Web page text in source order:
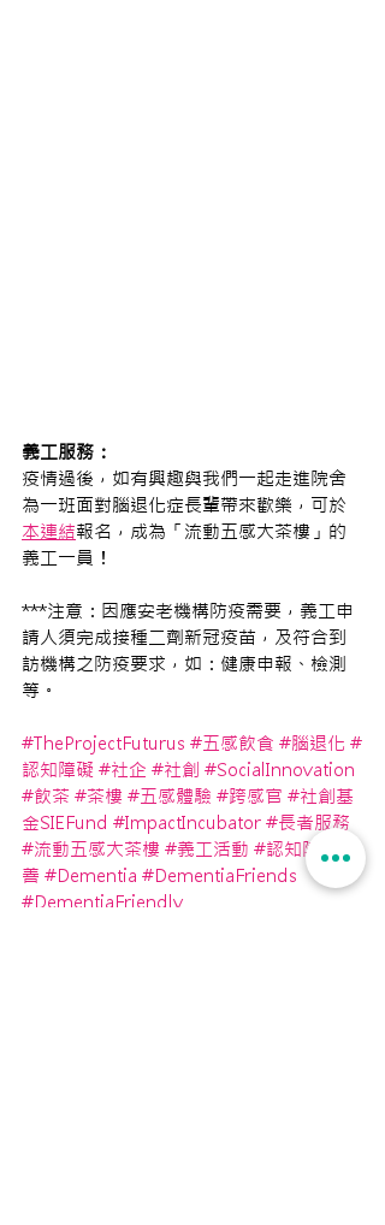
義工服務：
疫情過後，如有興趣與我們一起走進院舍
為一班面對腦退化症長輩帶來歡樂，可於
本連結報名，成為「流動五感大茶樓」的
義工一員！
***注意：因應安老機構防疫需要，義工申
請人須完成接種二劑新冠疫苗，及符合到
訪機構之防疫要求，如：健康申報、檢測
等。
#TheProjectFuturus #五感飲食 #腦退化 #
認知障礙 #社企 #社創 #SocialInnovation
#飲茶 #茶樓 #五感體驗 #跨感官 #社創基
金SIEFund #ImpactIncubator #長者服務
#流動五感大茶樓 #義工活動 #認知障礙友
善 #Dementia #DementiaFriends
#DementiaFriendly